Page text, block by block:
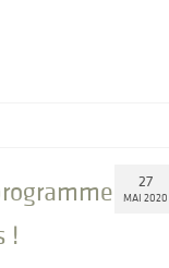
27
MAI 2020
!